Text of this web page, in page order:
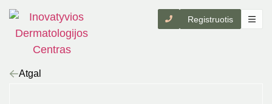
Registruotis
Atgal